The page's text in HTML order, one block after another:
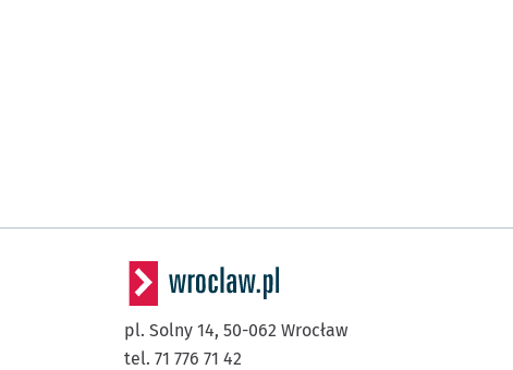
pl. Solny 14, 50-062 Wrocław
tel. 71 776 71 42